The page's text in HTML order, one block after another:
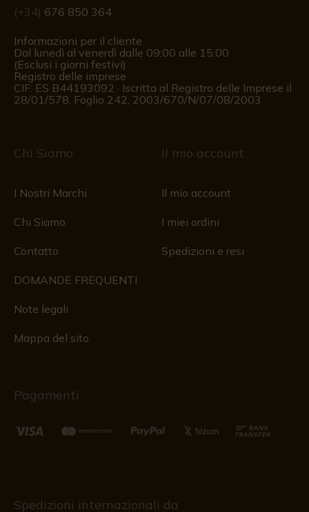
(+34) 676 850 364
Informazioni per il cliente
Dal lunedì al venerdì dalle 09:00 alle 15:00
(Esclusi i giorni festivi)
Registro delle imprese
CIF: ES B44193092 · Iscritta al Registro delle Imprese il
28/01/578, Foglio 242, 2003/670/N/07/08/2003
Chi Siamo
I Nostri Marchi
Chi Siamo
Contatto
DOMANDE FREQUENTI
Note legali
Mappa del sito
Il mio account
Il mio account
I miei ordini
Spedizioni e resi
Pagamenti
Spedizioni internazionali da